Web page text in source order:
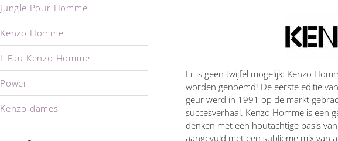
Er is geen twijfel mogelijk: Kenzo
worden genoemd! De eerste editie
geur werd in 1991 op de markt
succesverhaal. Kenzo Homme is een
denken met een houtachtige basis
aangevuld met een sublieme mix van
Jungle Pour Homme
Kenzo Homme
L'Eau Kenzo Homme
Power
Kenzo dames